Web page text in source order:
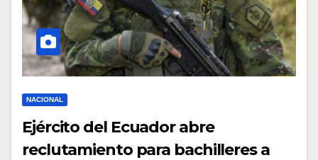
NACIONAL
Ejército del Ecuador abre
reclutamiento para bachilleres a